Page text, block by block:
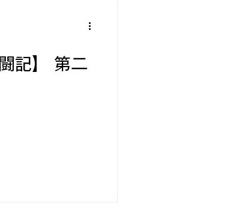
記】 第二